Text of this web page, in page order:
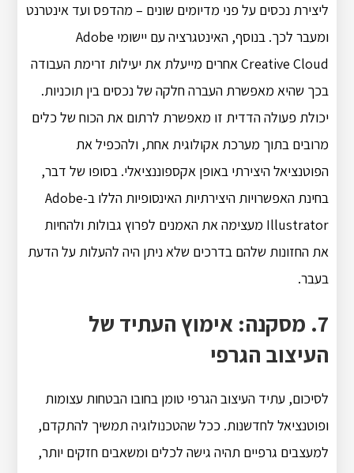
ליצירת נכסים על פני מדיומים שונים – מהדפס ועד אינטרנט
ומעבר לכך. בנוסף, האינטגרציה עם יישומי Adobe
Creative Cloud אחרים מייעלת את יעילות זרימת העבודה
בכך שהיא מאפשרת העברה חלקה של נכסים בין תוכניות.
יכולת פעולה הדדית זו מאפשרת לרתום את הכוח של כלים
מרובים בתוך מערכת אקולוגית אחת, ולהכפיל את
הפוטנציאל היצירתי באופן אקספוננציאלי. בסופו של דבר,
בחינת האפשרויות היצירתיות האינסופיות הללו ב-Adobe
Illustrator מעצימה את האמנים לפרוץ גבולות ולהחיות
את החזונות שלהם בדרכים שלא ניתן היה להעלות על הדעת
בעבר.
7. מסקנה: אימוץ העתיד של
העיצוב הגרפי
לסיכום, עתיד העיצוב הגרפי טומן בחובו הבטחות עצומות
ופוטנציאל לחדשנות. ככל שהטכנולוגיה תמשיך להתקדם,
למעצבים גרפיים תהיה גישה לכלים ומשאבים חזקים יותר,